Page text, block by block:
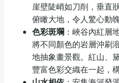
崖壁陡峭如刀削，垂直
俯瞰大地，令人驚心動魄
色彩斑斕 ：峽谷內紅層
將不同顏色的岩層沖刷
地抽象畫景觀。紅山、
豐富色彩交織在一起，